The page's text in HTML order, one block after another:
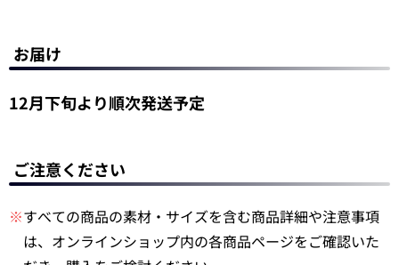
お届け
12月下旬より順次発送予定
ご注意ください
※すべての商品の素材・サイズを含む商品詳細や注意事項
は、オンラインショップ内の各商品ページをご確認いた